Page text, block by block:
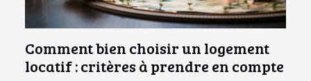
Comment bien choisir un logement
locatif : critères à prendre en compte